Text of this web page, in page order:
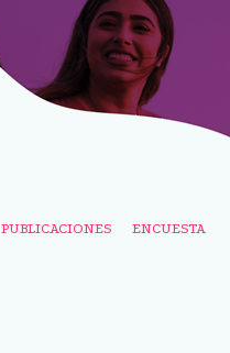
PUBLICACIONES ENCUESTA